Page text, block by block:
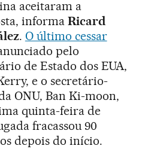
aceitaram a
informa Ricard
. O último cessar
pelo
de Estado dos EUA,
e o secretário-
ONU, Ban Ki-moon,
quinta-feira de
fracassou 90
depois do início.